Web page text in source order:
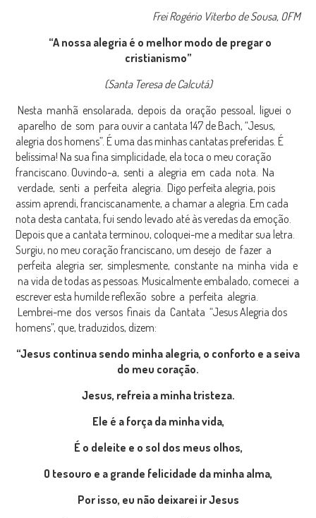
Frei Rogério Viterbo de Sousa, OFM
“A nossa alegria é o melhor modo de pregar o
cristianismo”
(Santa Teresa de Calcutá)
Nesta manhã ensolarada, depois da oração pessoal, liguei o
aparelho de som para ouvir a cantata 147 de Bach, “Jesus,
alegria dos homens”. É uma das minhas cantatas preferidas. É
belíssima! Na sua fina simplicidade, ela toca o meu coração
franciscano. Ouvindo-a, senti a alegria em cada nota. Na
verdade, senti a perfeita alegria. Digo perfeita alegria, pois
assim aprendi, franciscanamente, a chamar a alegria. Em cada
nota desta cantata, fui sendo levado até às veredas da emoção.
Depois que a cantata terminou, coloquei-me a meditar sua letra.
Surgiu, no meu coração franciscano, um desejo de fazer a
perfeita alegria ser, simplesmente, constante na minha vida e
na vida de todas as pessoas. Musicalmente embalado, comecei a
escrever esta humilde reflexão sobre a perfeita alegria.
Lembrei-me dos versos finais da Cantata “Jesus Alegria dos
homens”, que, traduzidos, dizem:
“Jesus continua sendo minha alegria, o conforto e a seiva
do meu coração.
Jesus, refreia a minha tristeza.
Ele é a força da minha vida,
É o deleite e o sol dos meus olhos,
O tesouro e a grande felicidade da minha alma,
Por isso, eu não deixarei ir Jesus